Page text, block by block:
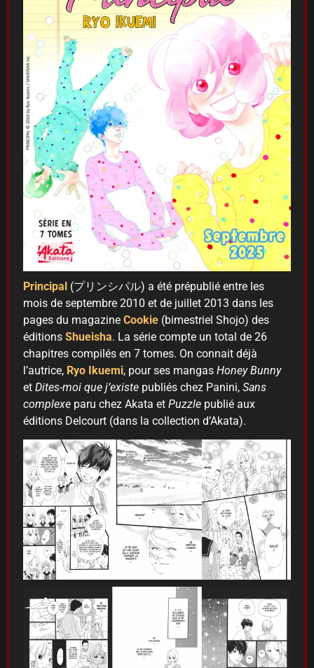
Principal (プリンシパル) a été prépublié entre les
mois de septembre 2010 et de juillet 2013 dans les
pages du magazine Cookie (bimestriel Shojo) des
éditions Shueisha. La série compte un total de 26
chapitres compilés en 7 tomes. On connait déjà
l’autrice, Ryo Ikuemi, pour ses mangas Honey Bunny
et Dites-moi que j’existe publiés chez Panini, Sans
complexe paru chez Akata et Puzzle publié aux
éditions Delcourt (dans la collection d’Akata).